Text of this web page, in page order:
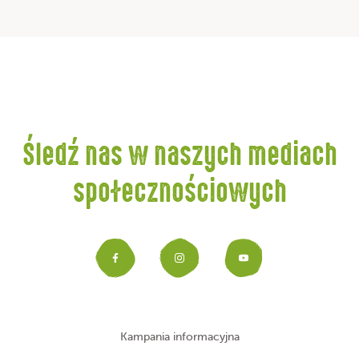
Śledź nas w naszych mediach
społecznościowych
Facebook
Instagram
Kampania informacyjna